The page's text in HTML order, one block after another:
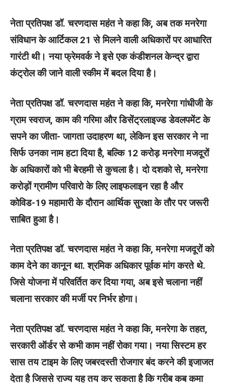
नेता प्रतिपक्ष डॉ. चरणदास महंत ने कहा कि, अब तक मनरेगा
संविधान के आर्टिकल 21 से मिलने वाली अधिकारों पर आधारित
गारंटी थी। नया फ्रेमवर्क ने इसे एक कंडीशनल केन्द्र द्वारा
कंट्रोल की जाने वाली स्कीम में बदल दिया है।
नेता प्रतिपक्ष डॉ. चरणदास महंत ने कहा कि, मनरेगा गांधीजी के
ग्राम स्वराज, काम की गरिमा और डिसेंट्रलाइज्ड डेवलपमेंट के
सपने का जीता- जागता उदाहरण था, लेकिन इस सरकार ने ना
सिर्फ उनका नाम हटा दिया है, बल्कि 12 करोड़ मनरेगा मजदूरों
के अधिकारों को भी बेरहमी से कुचला है। दो दशको से, मनरेगा
करोड़ों ग्रामीण परिवारो के लिए लाइफलाइन रहा है और
कोविड-19 महामारी के दौरान आर्थिक सुरक्षा के तौर पर जरूरी
साबित हुआ है।
नेता प्रतिपक्ष डॉ. चरणदास महंत ने कहा कि, मनरेगा मजदूरों को
काम देने का कानून था. श्रमिक अधिकार पूर्वक मांग करते थे.
जिसे योजना में परिवर्तित कर दिया गया, अब इसे चलाना नहीं
चलाना सरकार की मर्जी पर निर्भर होगा।
नेता प्रतिपक्ष डॉ. चरणदास महंत ने कहा कि, मनरेगा के तहत,
सरकारी ऑर्डर से कभी काम नहीं रोका गया। नया सिस्टम हर
सास तय टाइम के लिए जबरदस्ती रोजगार बंद करने की इजाजत
देता है जिससे राज्य यह तय कर सकता है कि गरीब कब कमा